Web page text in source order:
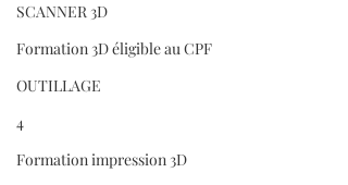
SCANNER 3D
Formation 3D éligible au CPF
OUTILLAGE
4
Formation impression 3D